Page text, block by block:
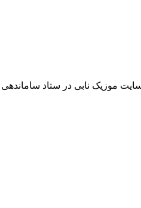
موزیک نابی در ستاد